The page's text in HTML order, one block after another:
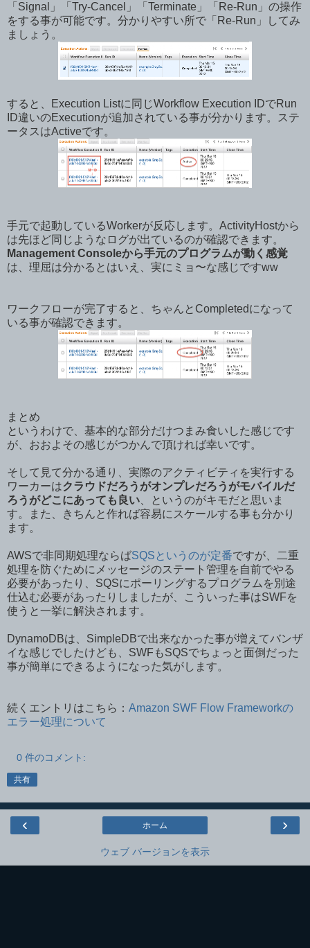
「Signal」「Try-Cancel」「Terminate」「Re-Run」の操作
をする事が可能です。分かりやすい所で「Re-Run」してみ
ましょう。
すると、Execution Listに同じWorkflow Execution IDでRun
ID違いのExecutionが追加されている事が分かります。ステ
ータスはActiveです。
手元で起動しているWorkerが反応します。ActivityHostから
は先ほど同じようなログが出ているのが確認できます。
Management Consoleから手元のプログラムが動く感覚
は、理屈は分かるとはいえ、実にミョ〜な感じですww
ワークフローが完了すると、ちゃんとCompletedになって
いる事が確認できます。
まとめ
というわけで、基本的な部分だけつまみ食いした感じです
が、おおよその感じがつかんで頂ければ幸いです。
そして見て分かる通り、実際のアクティビティを実行する
ワーカーはクラウドだろうがオンプレだろうがモバイルだ
ろうがどこにあっても良い 、というのがキモだと思いま
す。また、きちんと作れば容易にスケールする事も分かり
ます。
AWSで非同期処理ならばSQSというのが定番ですが、二重
処理を防ぐためにメッセージのステート管理を自前でやる
必要があったり、SQSにポーリングするプログラムを別途
仕込む必要があったりしましたが、こういった事はSWFを
使うと一挙に解決されます。
DynamoDBは、SimpleDBで出来なかった事が増えてバンザ
イな感じでしたけども、SWFもSQSでちょっと面倒だった
事が簡単にできるようになった気がします。
続くエントリはこちら： Amazon SWF Flow Frameworkの
エラー処理について
0 件のコメント:
共有
‹ ›
ホーム
ウェブ バージョンを表示